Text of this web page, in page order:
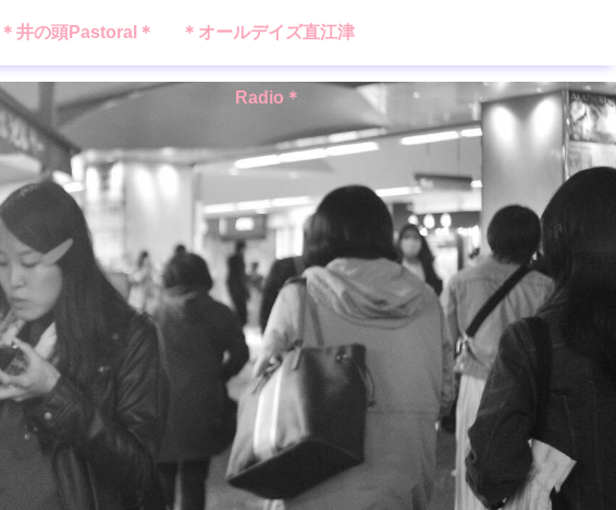
＊井の頭Pastoral＊ ＊オールデイズ直江津
Radio＊